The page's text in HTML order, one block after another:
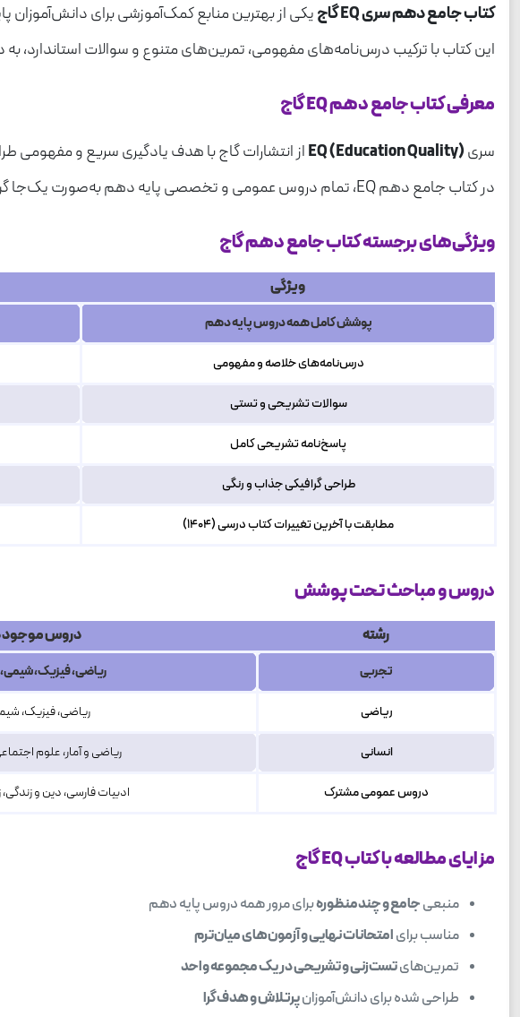
درس
کتاب جامع دهم سری EQ گاج
یکی از بهترین منابع کمک‌آموزشی برای
این کتاب با ترکیب درس‌نامه‌های مفهومی، تمرین‌های متنوع و سوالات
معرفی کتاب جامع دهم EQ گاج
سریEQ (Education Quality)از انتشارات گاج با هدف یادگیری سریع و
در کتاب جامع دهم EQ، تمام دروس عمومی و تخصصی پایه دهم به‌صورت یک‌جا گردآوری شده‌اند تا دانش‌آموز بدون نیاز به چند منبع مختلف، بتواند در یک مجموعه جامع به مطالعه بپردازد.
ویژگی‌های برجسته کتاب جامع دهم گاج
ویژگی
پوشش کامل همه دروس پایه دهم
درس‌نامه‌های خلاصه و مفهومی
سوالات تشریحی و تستی
پاسخ‌نامه تشریحی کامل
طراحی گرافیکی جذاب و رنگی
مطابقت با آخرین تغییرات کتاب درسی (۱۴۰۴)
دروس و مباحث تحت پوشش
رشته دروس موجود
تجربی ریاضی، فیزیک،
ریاضی ریاضی، فیزیک،
انسانی ریاضی و آمار، علوم
دروس عمومی مشترک ادبیات فارسی، دین و
مزایای مطالعه با کتاب EQ گاج
منبعیجامع و چندمنظورهبرای مرور همه دروس پایه دهم
مناسب برایامتحانات نهایی و آزمون‌های میان‌ترم
تمرین‌هایتست‌زنی و تشریحی در یک مجموعه واحد
طراحی شده برای دانش‌آموزانپرتلاش و هدف‌گرا